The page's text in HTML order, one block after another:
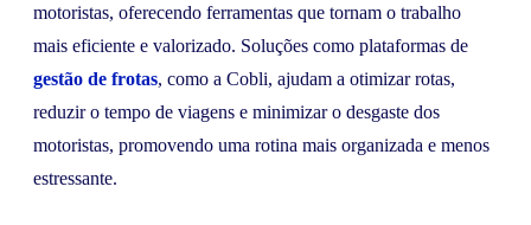
motoristas, oferecendo ferramentas que tornam o trabalho
mais eficiente e valorizado. Soluções como plataformas de
gestão de frotas, como a Cobli, ajudam a otimizar rotas,
reduzir o tempo de viagens e minimizar o desgaste dos
motoristas, promovendo uma rotina mais organizada e menos
estressante.